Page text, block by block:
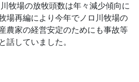
牧場の放牧頭数は年々減少傾向に
場再編により今年でノロ川牧場の
農家の経営安定のためにも事故等
話していました。